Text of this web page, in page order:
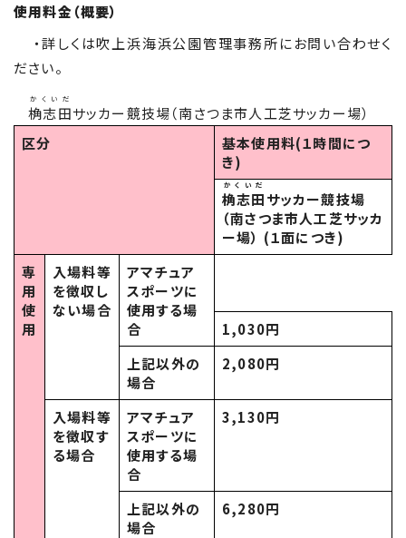
使用料金（概要）
・詳しくは吹上浜海浜公園管理事務所にお問い合わせく
ださい。
桷志田
かくいだ
サッカー競技場（南さつま市人工芝サッカー場）
区分
基本使用料(１時間につ
き)
桷志田
かくいだ
サッカー競技場
（南さつま市人工芝サッカ
ー場） (１面につき)
専
用
使
用
入場料等
を徴収し
ない場合
アマチュア
スポーツに
使用する場
合
1,030円
上記以外の
場合
2,080円
入場料等
を徴収す
る場合
アマチュア
スポーツに
使用する場
合
3,130円
上記以外の
場合
6,280円